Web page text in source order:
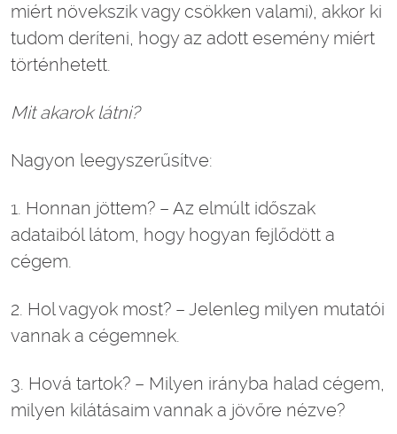
miért növekszik vagy csökken valami), akkor ki
tudom deríteni, hogy az adott esemény miért
történhetett.
Mit akarok látni?
Nagyon leegyszerűsítve:
1. Honnan jöttem? – Az elmúlt időszak
adataiból látom, hogy hogyan fejlődött a
cégem.
2. Hol vagyok most? – Jelenleg milyen mutatói
vannak a cégemnek.
3. Hová tartok? – Milyen irányba halad cégem,
milyen kilátásaim vannak a jövőre nézve?